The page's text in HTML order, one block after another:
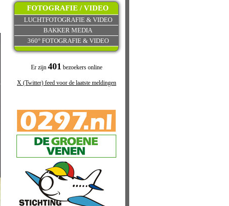
FOTOGRAFIE / VIDEO
LUCHTFOTOGRAFIE & VIDEO
BAKKER MEDIA
360° FOTOGRAFIE & VIDEO
Er zijn 401 bezoekers online
X (Twitter) feed voor de laatste meldingen